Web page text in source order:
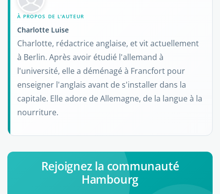
À PROPOS DE L'AUTEUR
Charlotte Luise
Charlotte, rédactrice anglaise, et vit actuellement
à Berlin. Après avoir étudié l'allemand à
l'université, elle a déménagé à Francfort pour
enseigner l'anglais avant de s'installer dans la
capitale. Elle adore de Allemagne, de la langue à la
nourriture.
Rejoignez la communauté
Hambourg